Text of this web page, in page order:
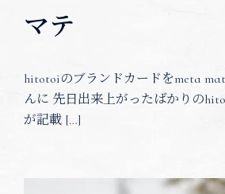
マテ
hitotoiのブランドカードをmeta
んに 先日出来上がったばかりの
が記載 […]